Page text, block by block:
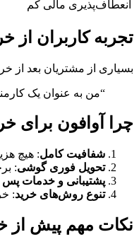
انعطاف‌پذیری مالی کم
تجربه کاربران از
بسیاری از مشتریان بعد از
“من به عنوان یک کارمند، امکان پرداخت
چرا آوافون برای
شفافیت کامل: هیچ
تحویل فوری گوشی:
پشتیبانی و خدمات
تنوع روش‌های خرید:
نکات مهم پیش